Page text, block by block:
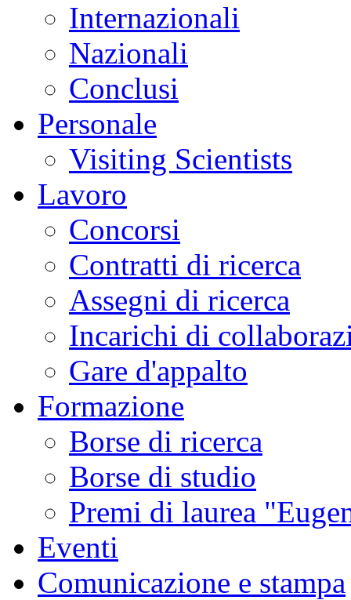
Internazionali
Nazionali
Conclusi
Personale
Visiting Scientists
Lavoro
Concorsi
Contratti di ricerca
Assegni di ricerca
Incarichi di
Gare d'appalto
Formazione
Borse di ricerca
Borse di studio
Premi di laurea
Eventi
Comunicazione e stampa